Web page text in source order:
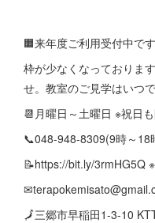
🟧来年度ご利用受付中で
枠が少なくなっておりま
せ。教室のご見学はいつ
📆月曜日～土曜日 ※祝日
📞048-948-8309(9時～18
📝https://bit.ly/3rmHG5Q
🗾三郷市早稲田1-3-10